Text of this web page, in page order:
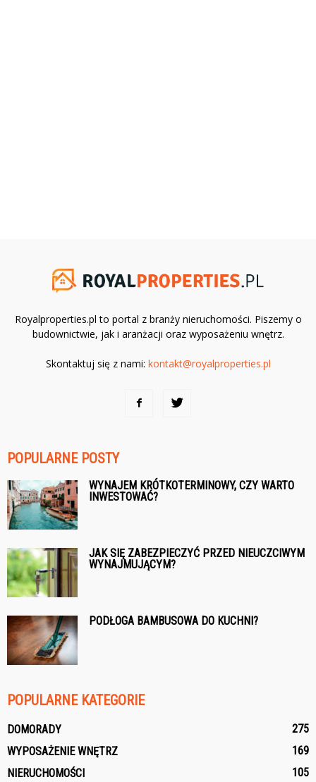
Royalproperties.pl to portal z branży nieruchomości. Piszemy o
budownictwie, jak i aranżacji oraz wyposażeniu wnętrz.
Skontaktuj się z nami: kontakt@royalproperties.pl
POPULARNE POSTY
WYNAJEM KRÓTKOTERMINOWY, CZY WARTO
INWESTOWAĆ?
JAK SIĘ ZABEZPIECZYĆ PRZED NIEUCZCIWYM
WYNAJMUJĄCYM?
PODŁOGA BAMBUSOWA DO KUCHNI?
POPULARNE KATEGORIE
DOMORADY
275
WYPOSAŻENIE WNĘTRZ
169
NIERUCHOMOŚCI
105